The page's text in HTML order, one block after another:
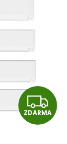
Z
D
ZDARMA